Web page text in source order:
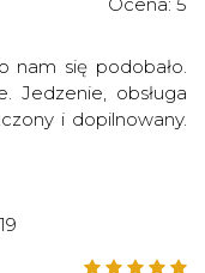
nam się podobało.
Jedzenie, obsługa
i dopilnowany.